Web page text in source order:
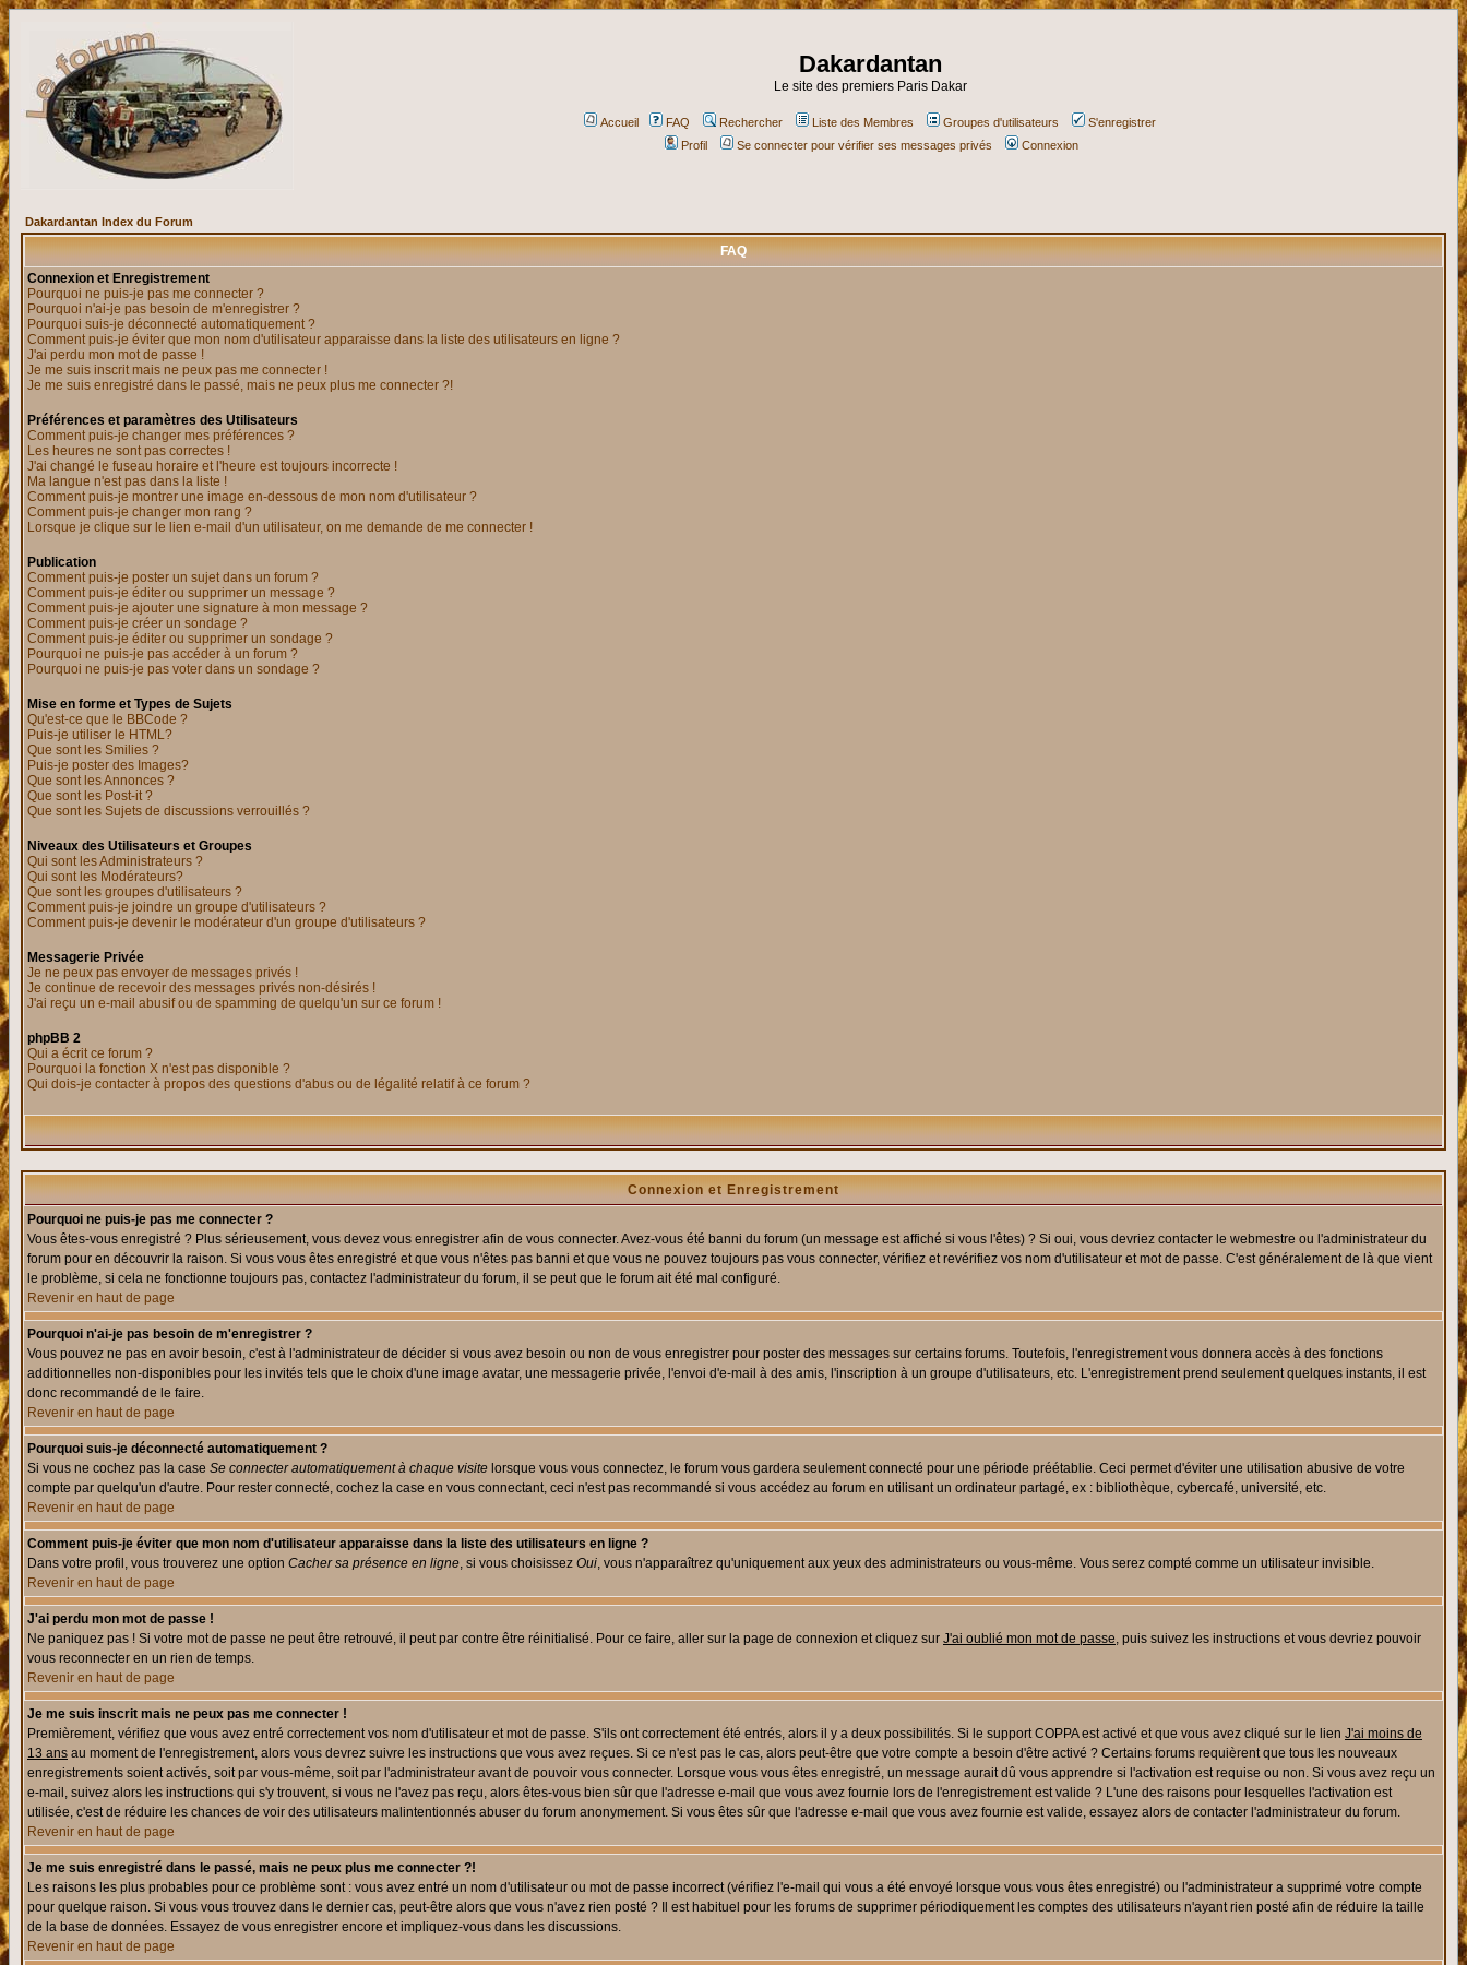
Dakardantan
Le site des premiers Paris Dakar
Accueil FAQ Rechercher Liste des Membres Groupes d'utilisateurs
S'enregistrer
Profil
Se connecter pour vérifier ses messages privés Connexion
Dakardantan Index du Forum
FAQ
Connexion et Enregistrement
Pourquoi ne puis-je pas me connecter ?
Pourquoi n'ai-je pas besoin de m'enregistrer ?
Pourquoi suis-je déconnecté automatiquement ?
Comment puis-je éviter que mon nom d'utilisateur apparaisse dans la liste des utilisateurs en ligne ?
J'ai perdu mon mot de passe !
Je me suis inscrit mais ne peux pas me connecter !
Je me suis enregistré dans le passé, mais ne peux plus me connecter ?!
Préférences et paramètres des Utilisateurs
Comment puis-je changer mes préférences ?
Les heures ne sont pas correctes !
J'ai changé le fuseau horaire et l'heure est toujours incorrecte !
Ma langue n'est pas dans la liste !
Comment puis-je montrer une image en-dessous de mon nom d'utilisateur ?
Comment puis-je changer mon rang ?
Lorsque je clique sur le lien e-mail d'un utilisateur, on me demande de me connecter !
Publication
Comment puis-je poster un sujet dans un forum ?
Comment puis-je éditer ou supprimer un message ?
Comment puis-je ajouter une signature à mon message ?
Comment puis-je créer un sondage ?
Comment puis-je éditer ou supprimer un sondage ?
Pourquoi ne puis-je pas accéder à un forum ?
Pourquoi ne puis-je pas voter dans un sondage ?
Mise en forme et Types de Sujets
Qu'est-ce que le BBCode ?
Puis-je utiliser le HTML?
Que sont les Smilies ?
Puis-je poster des Images?
Que sont les Annonces ?
Que sont les Post-it ?
Que sont les Sujets de discussions verrouillés ?
Niveaux des Utilisateurs et Groupes
Qui sont les Administrateurs ?
Qui sont les Modérateurs?
Que sont les groupes d'utilisateurs ?
Comment puis-je joindre un groupe d'utilisateurs ?
Comment puis-je devenir le modérateur d'un groupe d'utilisateurs ?
Messagerie Privée
Je ne peux pas envoyer de messages privés !
Je continue de recevoir des messages privés non-désirés !
J'ai reçu un e-mail abusif ou de spamming de quelqu'un sur ce forum !
phpBB 2
Qui a écrit ce forum ?
Pourquoi la fonction X n'est pas disponible ?
Qui dois-je contacter à propos des questions d'abus ou de légalité relatif à ce forum ?
Connexion et Enregistrement
Pourquoi ne puis-je pas me connecter ?
Vous êtes-vous enregistré ? Plus sérieusement, vous devez vous enregistrer afin de vous connecter. Avez-vous été banni du forum (un message est affiché si vous l'êtes) ? Si oui, vous devriez contacter le webmestre ou l'administrateur du
forum pour en découvrir la raison. Si vous vous êtes enregistré et que vous n'êtes pas banni et que vous ne pouvez toujours pas vous connecter, vérifiez et revérifiez vos nom d'utilisateur et mot de passe. C'est généralement de là que vient
le problème, si cela ne fonctionne toujours pas, contactez l'administrateur du forum, il se peut que le forum ait été mal configuré.
Revenir en haut de page
Pourquoi n'ai-je pas besoin de m'enregistrer ?
Vous pouvez ne pas en avoir besoin, c'est à l'administrateur de décider si vous avez besoin ou non de vous enregistrer pour poster des messages sur certains forums. Toutefois, l'enregistrement vous donnera accès à des fonctions
additionnelles non-disponibles pour les invités tels que le choix d'une image avatar, une messagerie privée, l'envoi d'e-mail à des amis, l'inscription à un groupe d'utilisateurs, etc. L'enregistrement prend seulement quelques instants, il est
donc recommandé de le faire.
Revenir en haut de page
Pourquoi suis-je déconnecté automatiquement ?
Si vous ne cochez pas la case Se connecter automatiquement à chaque visite lorsque vous vous connectez, le forum vous gardera seulement connecté pour une période préétablie. Ceci permet d'éviter une utilisation abusive de votre
compte par quelqu'un d'autre. Pour rester connecté, cochez la case en vous connectant, ceci n'est pas recommandé si vous accédez au forum en utilisant un ordinateur partagé, ex : bibliothèque, cybercafé, université, etc.
Revenir en haut de page
Comment puis-je éviter que mon nom d'utilisateur apparaisse dans la liste des utilisateurs en ligne ?
Dans votre profil, vous trouverez une option Cacher sa présence en ligne, si vous choisissez Oui, vous n'apparaîtrez qu'uniquement aux yeux des administrateurs ou vous-même. Vous serez compté comme un utilisateur invisible.
Revenir en haut de page
J'ai perdu mon mot de passe !
Ne paniquez pas ! Si votre mot de passe ne peut être retrouvé, il peut par contre être réinitialisé. Pour ce faire, aller sur la page de connexion et cliquez sur J'ai oublié mon mot de passe, puis suivez les instructions et vous devriez pouvoir
vous reconnecter en un rien de temps.
Revenir en haut de page
Je me suis inscrit mais ne peux pas me connecter !
Premièrement, vérifiez que vous avez entré correctement vos nom d'utilisateur et mot de passe. S'ils ont correctement été entrés, alors il y a deux possibilités. Si le support COPPA est activé et que vous avez cliqué sur le lien J'ai moins de
13 ans au moment de l'enregistrement, alors vous devrez suivre les instructions que vous avez reçues. Si ce n'est pas le cas, alors peut-être que votre compte a besoin d'être activé ? Certains forums requièrent que tous les nouveaux
enregistrements soient activés, soit par vous-même, soit par l'administrateur avant de pouvoir vous connecter. Lorsque vous vous êtes enregistré, un message aurait dû vous apprendre si l'activation est requise ou non. Si vous avez reçu un
e-mail, suivez alors les instructions qui s'y trouvent, si vous ne l'avez pas reçu, alors êtes-vous bien sûr que l'adresse e-mail que vous avez fournie lors de l'enregistrement est valide ? L'une des raisons pour lesquelles l'activation est
utilisée, c'est de réduire les chances de voir des utilisateurs malintentionnés abuser du forum anonymement. Si vous êtes sûr que l'adresse e-mail que vous avez fournie est valide, essayez alors de contacter l'administrateur du forum.
Revenir en haut de page
Je me suis enregistré dans le passé, mais ne peux plus me connecter ?!
Les raisons les plus probables pour ce problème sont : vous avez entré un nom d'utilisateur ou mot de passe incorrect (vérifiez l'e-mail qui vous a été envoyé lorsque vous vous êtes enregistré) ou l'administrateur a supprimé votre compte
pour quelque raison. Si vous vous trouvez dans le dernier cas, peut-être alors que vous n'avez rien posté ? Il est habituel pour les forums de supprimer périodiquement les comptes des utilisateurs n'ayant rien posté afin de réduire la taille
de la base de données. Essayez de vous enregistrer encore et impliquez-vous dans les discussions.
Revenir en haut de page